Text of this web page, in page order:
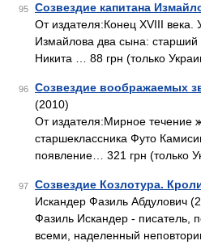
95 Созвездие капитана
От издателя:Конец XVIII века.
Измайлова два сына:
Никита … 88 грн (только
96 Созвездие воображаемых
(2010)
От издателя:Мирное течение
старшеклассника Футо
появление… 321 грн (только
97 Созвездие Козлотура.
Искандер Фазиль Абдулович
Фазиль Искандер - писатель,
всеми, наделенный